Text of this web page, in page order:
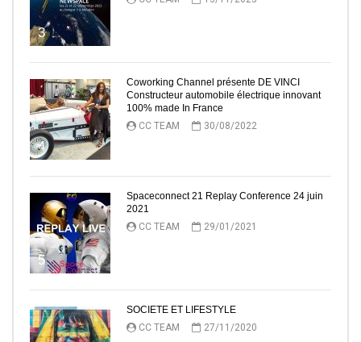
3
4
Coworking Channel présente DE VINCI
Constructeur automobile électrique innovant
100% made In France
CC TEAM
30/08/2022
5
Spaceconnect 21 Replay Conference 24 juin
2021
CC TEAM
29/01/2021
SOCIETE ET LIFESTYLE
CC TEAM
27/11/2020